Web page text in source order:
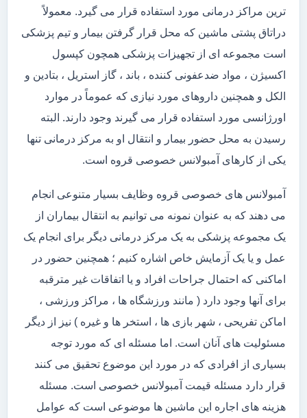
ترین مراکز درمانی مورد استفاده قرار می گیرد. معمولاً
دراتاق پشتی ماشین که محل قرار گرفتن بیمار و تیم پزشکی
است مجموعه ای از تجهیزات پزشکی همچون کپسول
اکسیژن ، مواد ضدعفونی کننده ، باند ، گاز استریل ، بتادین و
الکل و همچنین داروهای مورد نیازی که عموماً در موارد
اورژانسی مورد استفاده قرار می گیرند وجود دارند. البته
رسیدن به محل حضور بیمار و انتقال او به مرکز درمانی تنها
یکی از کارهای آمبولانس خصوصی قروه است.
آمبولانس های خصوصی قروه وظایف بسیار متنوعی انجام
می دهند که به عنوان نمونه می توانیم به انتقال بیماران از
یک مجموعه پزشکی به یک مرکز درمانی دیگر برای انجام یک
عمل و یا یک آزمایش خاص اشاره کنیم ؛ همچنین حضور در
اماکنی که احتمال جراحات افراد و یا اتفاقات غیر مترقبه
برای آنها وجود دارد ( مانند ورزشگاه ها ، مراکز ورزشی ،
اماکن تفریحی ، شهر بازی ها ، استخر ها و غیره ) نیز از دیگر
مسئولیت های آنان است. اما مسئله ای که مورد توجه
بسیاری از افرادی که در مورد این موضوع تحقیق می کنند
قرار دارد مسئله قیمت آمبولانس خصوصی است. مسئله
هزینه های اجاره این ماشین ها موضوعی است که عوامل